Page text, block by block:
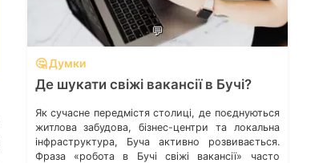
💬
🤔 Думки
Де шукати свіжі вакансії в Бучі?
Як сучасне передмістя столиці, де поєднуються
житлова забудова, бізнес-центри та локальна
інфраструктура, Буча активно розвивається.
Фраза «робота в Бучі свіжі вакансії» часто